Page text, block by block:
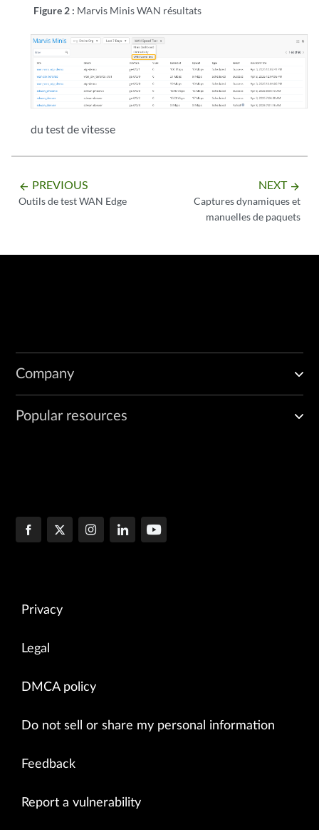
Figure 2 : Marvis Minis WAN résultats
du test de vitesse
arrow_backward PREVIOUS
Outils de test WAN Edge
NEXT arrow_forward
Captures dynamiques et
manuelles de paquets
Company
Popular resources
Privacy
Legal
DMCA policy
Do not sell or share my personal information
Feedback
Report a vulnerability